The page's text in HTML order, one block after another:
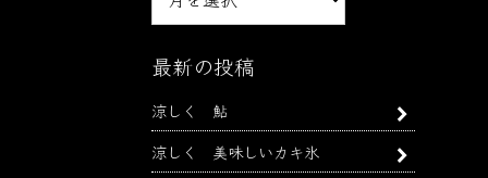
ー
イ
ブ
最新の投稿
涼しく 鮎
涼しく 美味しいカキ氷